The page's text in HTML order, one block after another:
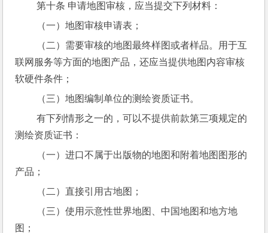
第十条 申请地图审核，应当提交下列材料：
（一）地图审核申请表；
联网服务等方面的地图产品，还应当提供地图内容审核
软硬件条件；
（三）地图编制单位的测绘资质证书。
有下列情形之一的，可以不提供前款第三项规定的
测绘资质证书：
产品；
（二）直接引用古地图；
图；